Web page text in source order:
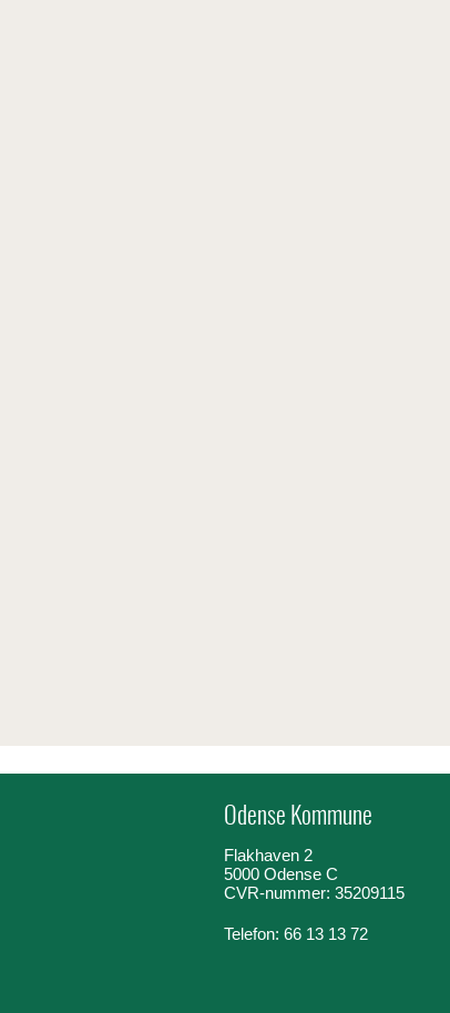
Odense Kommune
Flakhaven 2
5000 Odense C
CVR-nummer: 35209115
Telefon: 66 13 13 72